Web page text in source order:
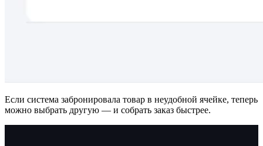
Если система забронировала товар в неудобной ячейке, теперь
можно выбрать другую — и собрать заказ быстрее.